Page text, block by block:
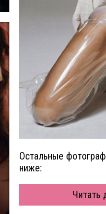
Остальные
ниже:
Читать